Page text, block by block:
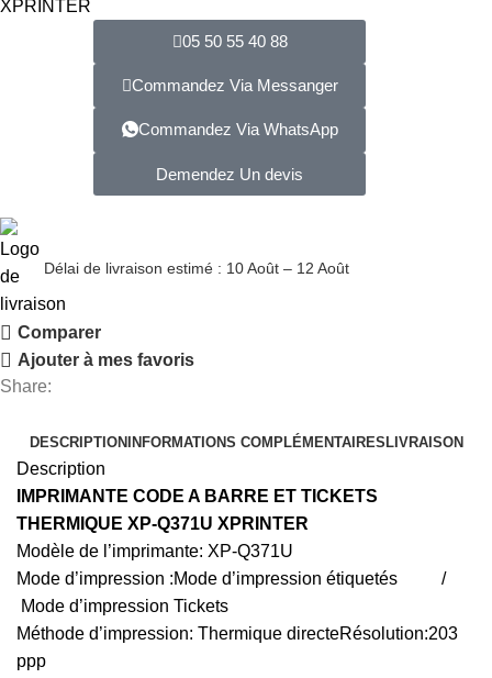
05 50 55 40 88
Commandez Via Messanger
Commandez Via WhatsApp
Demendez Un devis
Délai de livraison estimé : 10 Août – 12 Août
Comparer
Ajouter à mes favoris
Share:
DESCRIPTION INFORMATIONS COMPLÉMENTAIRES LIVRAISON
Description
IMPRIMANTE CODE A BARRE ET TICKETS
THERMIQUE XP-Q371U XPRINTER
Modèle de l’imprimante: XP-Q371U
Mode d’impression :Mode d’impression étiquetés /
Mode d’impression Tickets
Méthode d’impression: Thermique directeRésolution:203
ppp